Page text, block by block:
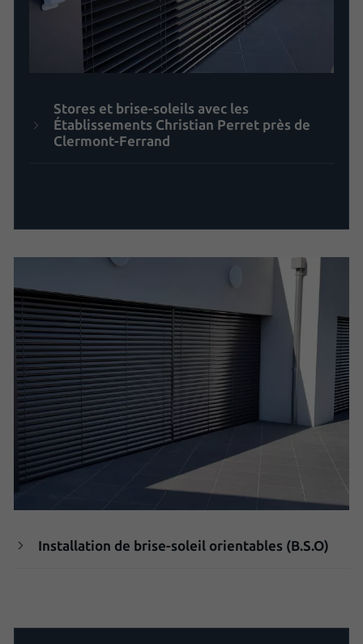
Stores et brise-soleils avec les
Établissements Christian Perret près de
Clermont-Ferrand
Installation de brise-soleil orientables (B.S.O)